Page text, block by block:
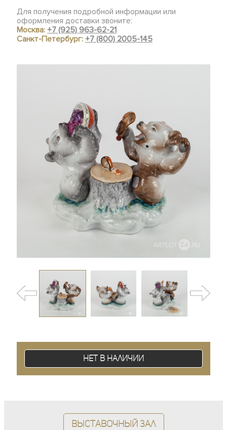
Для получения подробной информации или
оформления доставки звоните:
Москва:+7 (925) 963-62-21
Санкт-Петербург:+7 (800) 2005-145
Нет в наличии
Выставочный зал